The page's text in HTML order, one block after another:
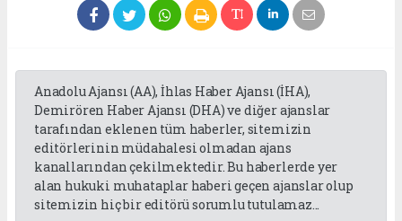
Anadolu Ajansı (AA), İhlas Haber Ajansı (İHA),
Demirören Haber Ajansı (DHA) ve diğer ajanslar
tarafından eklenen tüm haberler, sitemizin
editörlerinin müdahalesi olmadan ajans
kanallarından çekilmektedir. Bu haberlerde yer
alan hukuki muhataplar haberi geçen ajanslar olup
sitemizin hiç bir editörü sorumlu tutulamaz...